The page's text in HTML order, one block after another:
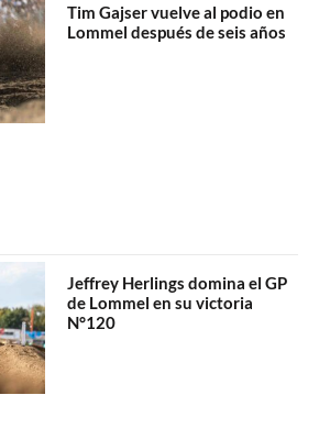
Tim Gajser vuelve al podio en
Lommel después de seis años
Jeffrey Herlings domina el GP
de Lommel en su victoria
N°120